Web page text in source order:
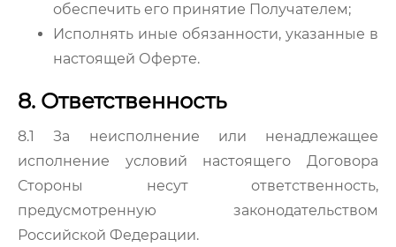
обеспечить его принятие Получателем;
Исполнять иные обязанности, указанные в
настоящей Оферте.
8. Ответственность
8.1 За неисполнение или ненадлежащее
исполнение условий настоящего Договора
Стороны несут ответственность,
предусмотренную законодательством
Российской Федерации.